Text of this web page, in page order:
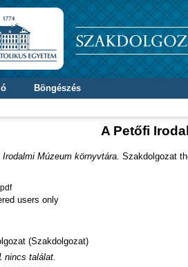
Böngészés
A Petőfi
Múzeum környvtára. Szakdolgozat
users only
(Szakdolgozat)
nincs találat.